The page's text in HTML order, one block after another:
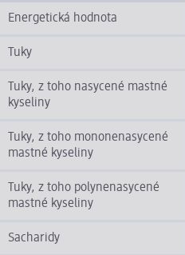
Energetická hodnota
Tuky
Tuky, z toho nasycené mastné
kyseliny
Tuky, z toho mononenasycené
mastné kyseliny
Tuky, z toho polynenasycené
mastné kyseliny
Sacharidy